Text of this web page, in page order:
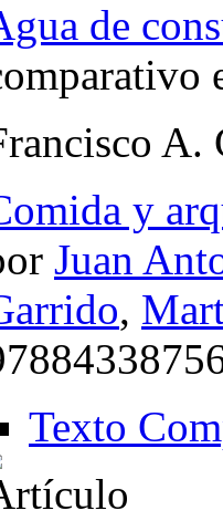
de
A.
y
Juan
,
Texto